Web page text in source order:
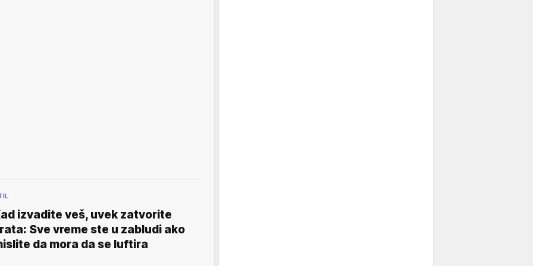
izvadite veš, uvek zatvorite
Sve vreme ste u zabludi ako
da mora da se luftira